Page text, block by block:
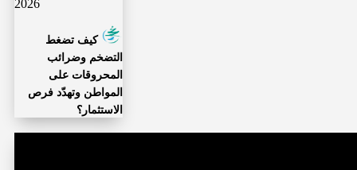
2026
كيف تضغط
التضخم وضرائب
المحروقات على
المواطن وتهدّد فرص
الاستثمار؟